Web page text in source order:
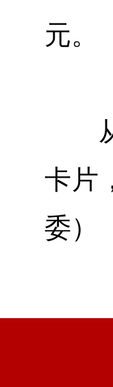
元。
从
卡片
委）